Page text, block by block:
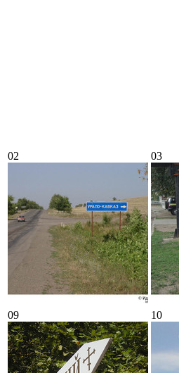
02 03
09 10